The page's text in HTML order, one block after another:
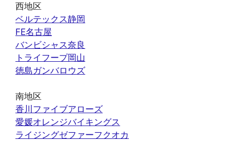
西地区
ベルテックス静岡
FE名古屋
バンビシャス奈良
トライフープ岡山
徳島ガンバロウズ
南地区
香川ファイブアローズ
愛媛オレンジバイキングス
ライジングゼファーフクオカ